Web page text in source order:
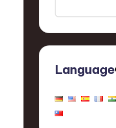
Language